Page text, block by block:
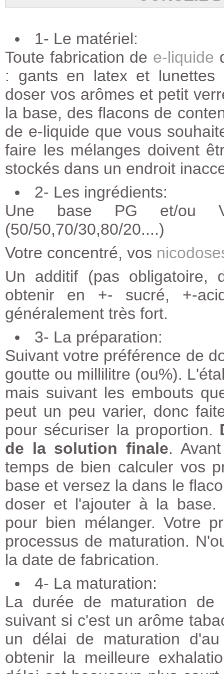
1- Le matériel:
Toute fabrication de e-liquide
: gants en latex et lunettes
doser vos arômes et petit
la base, des flacons de
de e-liquide que vous
faire les mélanges doivent
stockés dans un endroit
2- Les ingrédients:
Une base PG et/ou
(50/50,70/30,80/20....)
Votre concentré, vos
Un additif (pas obligatoire,
obtenir en +- sucré, +-
généralement très fort.
3- La préparation:
Suivant votre préférence de
goutte ou millilitre (ou%).
mais suivant les embouts
peut un peu varier, donc
pour sécuriser la proportion.
de la solution finale.
temps de bien calculer vos
base et versez la dans le
doser et l'ajouter à la base.
pour bien mélanger. Votre
processus de maturation.
la date de fabrication.
4- La maturation:
La durée de maturation
suivant si c'est un arôme
un délai de maturation
obtenir la meilleure